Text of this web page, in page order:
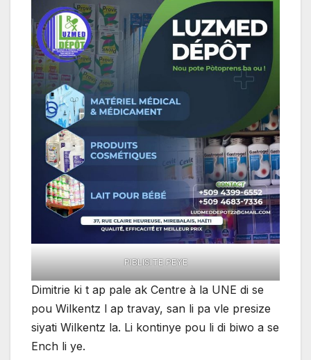
PIBLISITE PEYE
Dimitrie ki t ap pale ak Centre à la UNE di se
pou Wilkentz l ap travay, san li pa vle presize
siyati Wilkentz la. Li kontinye pou li di biwo a se
Ench li ye.